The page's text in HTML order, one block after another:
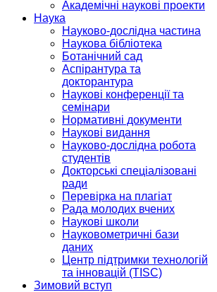
Академічні наукові проекти
Наука
Науково-дослідна частина
Наукова бібліотека
Ботанічний сад
Аспірантура та
докторантура
Наукові конференції та
семінари
Нормативні документи
Наукові видання
Науково-дослідна робота
студентів
Докторські спеціалізовані
ради
Перевірка на плагіат
Рада молодих вчених
Наукові школи
Науковометричні бази
даних
Центр підтримки технологій
та інновацій (TISC)
Зимовий вступ